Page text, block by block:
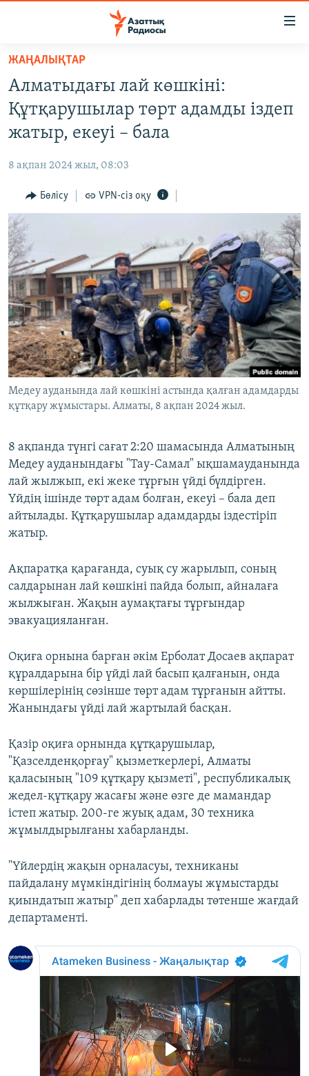
Skip
main
content
Skip
to
main
to
Search
AZATTYQTV
АДАМ ҚҰҚЫҚТАРЫ
ӘЛЕУМЕТ
ӘЛЕМ
АРНАЙЫ ЖОБАЛАР
Русский
ЖАЗЫЛЫҢЫЗ
Басқа тілдерде
ЖАҢАЛЫҚТАР
Алматыдағы лай көшкіні:
Құтқарушылар төрт адамды іздеп
жатыр, екеуі – бала
8 ақпан 2024 жыл, 08:03
Бөлісу VPN-сіз оқу
Медеу ауданында лай көшкіні астында қалған адамдарды
құтқару жұмыстары. Алматы, 8 ақпан 2024 жыл.
8 ақпанда түнгі сағат 2:20 шамасында Алматының
Медеу ауданындағы "Тау-Самал" ықшамауданында
лай жылжып, екі жеке тұрғын үйді бүлдірген.
Үйдің ішінде төрт адам болған, екеуі – бала деп
айтылады. Құтқарушылар адамдарды іздестіріп
жатыр.
Ақпаратқа қарағанда, суық су жарылып, соның
салдарынан лай көшкіні пайда болып, айналаға
жылжыған. Жақын аумақтағы тұрғындар
эвакуацияланған.
Оқиға орнына барған әкім Ерболат Досаев ақпарат
құралдарына бір үйді лай басып қалғанын, онда
көршілерінің сөзінше төрт адам тұрғанын айтты.
Жанындағы үйді лай жартылай басқан.
Қазір оқиға орнында құтқарушылар,
"Қазселденқорғау" қызметкерлері, Алматы
қаласының "109 құтқару қызметі", республикалық
жедел-құтқару жасағы және өзге де мамандар
істеп жатыр. 200-ге жуық адам, 30 техника
жұмылдырылғаны хабарланды.
"Үйлердің жақын орналасуы, техниканы
пайдалану мүмкіндігінің болмауы жұмыстарды
қиындатып жатыр" деп хабарлады төтенше жағдай
департаменті.